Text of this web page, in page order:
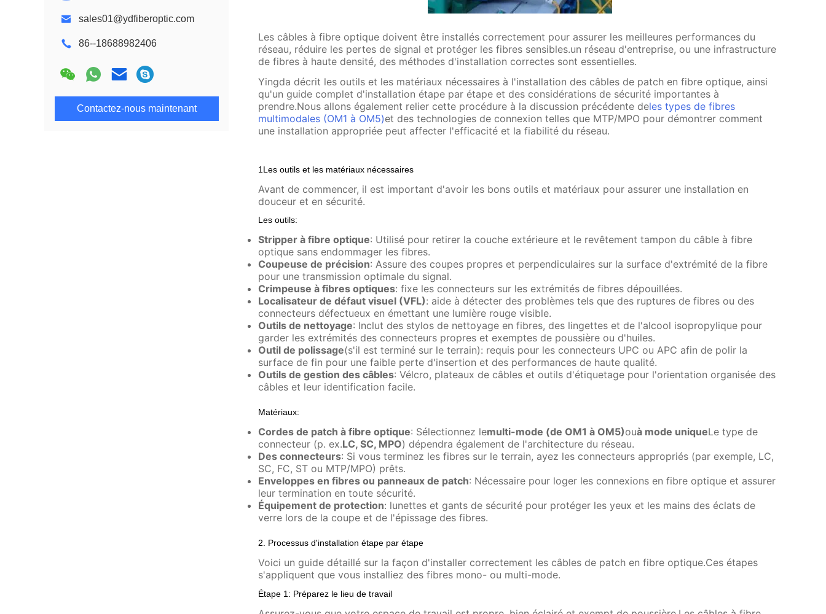
sales01@ydfiberoptic.com
86--18688982406
Contactez-nous maintenant
Les câbles à fibre optique doivent être installés correctement pour assurer les meilleures performances du
réseau, réduire les pertes de signal et protéger les fibres sensibles.un réseau d'entreprise, ou une infrastructure
de fibres à haute densité, des méthodes d'installation correctes sont essentielles.
Yingda décrit les outils et les matériaux nécessaires à l'installation des câbles de patch en fibre optique, ainsi
qu'un guide complet d'installation étape par étape et des considérations de sécurité importantes à
prendre.Nous allons également relier cette procédure à la discussion précédente deles types de fibres
multimodales (OM1 à OM5)et des technologies de connexion telles que MTP/MPO pour démontrer comment
une installation appropriée peut affecter l'efficacité et la fiabilité du réseau.
1Les outils et les matériaux nécessaires
Avant de commencer, il est important d'avoir les bons outils et matériaux pour assurer une installation en
douceur et en sécurité.
Les outils:
Stripper à fibre optique: Utilisé pour retirer la couche extérieure et le revêtement tampon du câble à fibre
optique sans endommager les fibres.
Coupeuse de précision: Assure des coupes propres et perpendiculaires sur la surface d'extrémité de la fibre
pour une transmission optimale du signal.
Crimpeuse à fibres optiques: fixe les connecteurs sur les extrémités de fibres dépouillées.
Localisateur de défaut visuel (VFL): aide à détecter des problèmes tels que des ruptures de fibres ou des
connecteurs défectueux en émettant une lumière rouge visible.
Outils de nettoyage: Inclut des stylos de nettoyage en fibres, des lingettes et de l'alcool isopropylique pour
garder les extrémités des connecteurs propres et exemptes de poussière ou d'huiles.
Outil de polissage(s'il est terminé sur le terrain): requis pour les connecteurs UPC ou APC afin de polir la
surface de fin pour une faible perte d'insertion et des performances de haute qualité.
Outils de gestion des câbles: Vélcro, plateaux de câbles et outils d'étiquetage pour l'orientation organisée des
câbles et leur identification facile.
Matériaux:
Cordes de patch à fibre optique: Sélectionnez lemulti-mode (de OM1 à OM5)ouà mode uniqueLe type de
connecteur (p. ex.LC, SC, MPO) dépendra également de l'architecture du réseau.
Des connecteurs: Si vous terminez les fibres sur le terrain, ayez les connecteurs appropriés (par exemple, LC,
SC, FC, ST ou MTP/MPO) prêts.
Enveloppes en fibres ou panneaux de patch: Nécessaire pour loger les connexions en fibre optique et assurer
leur termination en toute sécurité.
Équipement de protection: lunettes et gants de sécurité pour protéger les yeux et les mains des éclats de
verre lors de la coupe et de l'épissage des fibres.
2. Processus d'installation étape par étape
Voici un guide détaillé sur la façon d'installer correctement les câbles de patch en fibre optique.Ces étapes
s'appliquent que vous installiez des fibres mono- ou multi-mode.
Étape 1: Préparez le lieu de travail